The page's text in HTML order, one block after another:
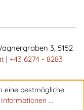
3, 5152
| +43 6274 - 8283
eine bestmögliche
...